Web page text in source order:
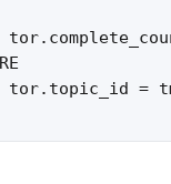
tor.topic_id =